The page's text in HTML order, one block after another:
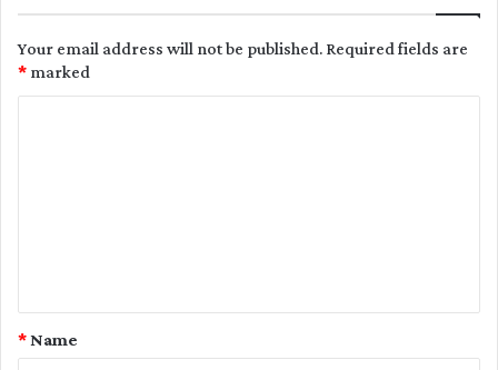
Your email address will not be published.Required fields are
marked
*
t
Name
*